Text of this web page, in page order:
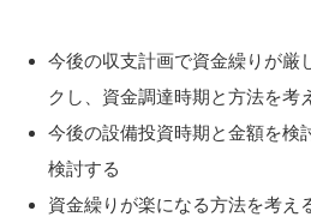
今後の収支計画で資金繰りが厳
クし、資金調達時期と方法を考
今後の設備投資時期と金額を検
検討する
資金繰りが楽になる方法を考え